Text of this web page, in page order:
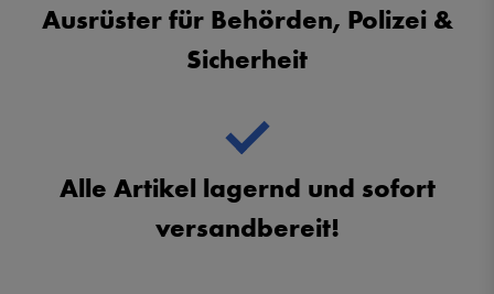
Ausrüster für Behörden, Polizei &
Sicherheit
Alle Artikel lagernd und sofort
versandbereit!